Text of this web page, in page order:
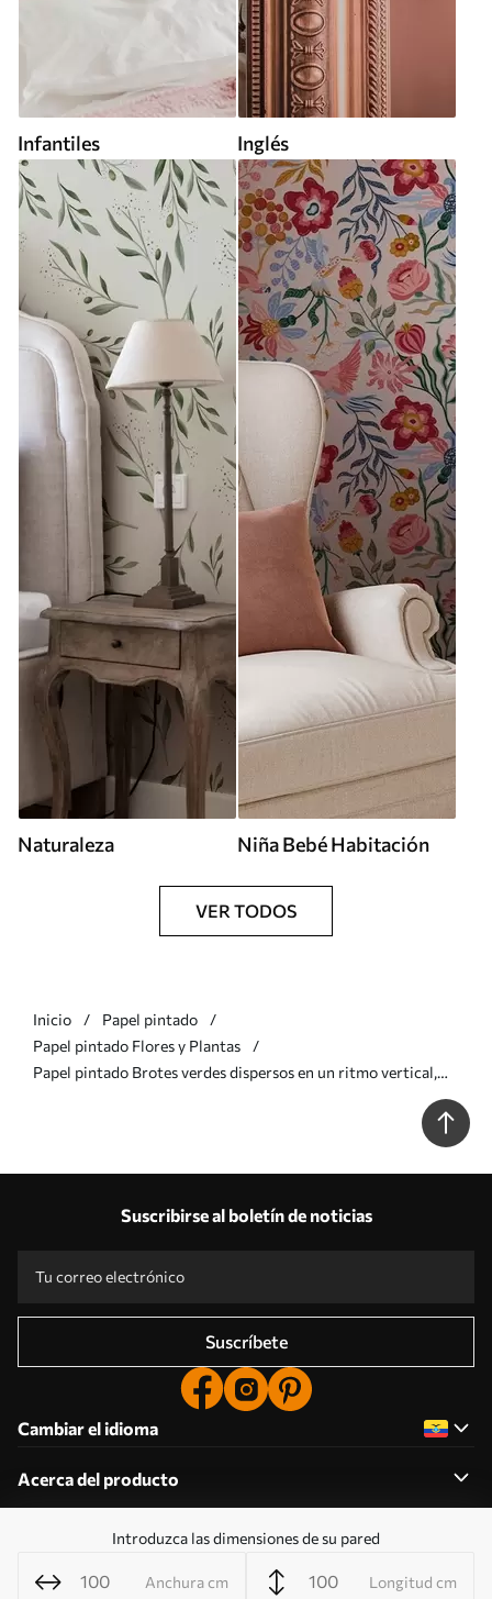
Introduzca las dimensiones de su pared
Anchura cm Longitud cm
Infantiles Inglés
Naturaleza Niña Bebé Habitación
VER TODOS
Inicio
Papel pintado
Papel pintado Flores y Plantas
Papel pintado Brotes verdes dispersos en un ritmo vertical,
Suscribirse al boletín de noticias
Suscríbete
Cambiar el idioma
Acerca del producto
Acerca de la empresa